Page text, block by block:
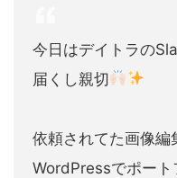
今日はデイトラの
届くし親切
依頼されてた画像編
WordPressでポート